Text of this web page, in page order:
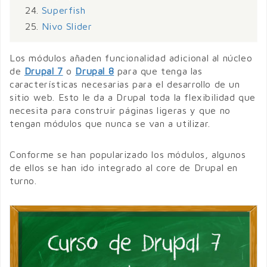
24. Superfish
25.
Nivo Slider
Los módulos añaden funcionalidad adicional al núcleo
de Drupal 7 o Drupal 8 para que tenga las
características necesarias para el desarrollo de un
sitio web. Esto le da a Drupal toda la flexibilidad que
necesita para construir páginas ligeras y que no
tengan módulos que nunca se van a utilizar.
Conforme se han popularizado los módulos, algunos
de ellos se han ido integrado al core de Drupal en
turno.